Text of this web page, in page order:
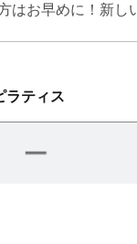
はお早めに！新し
ラティス